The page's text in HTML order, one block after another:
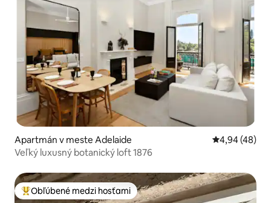
Apartmán v meste Adelaide Priemerné
4,94 (48)
Veľký luxusný botanický loft 1876
Najobľúbenejšie medzi hosťami
Obľúbené medzi hosťami